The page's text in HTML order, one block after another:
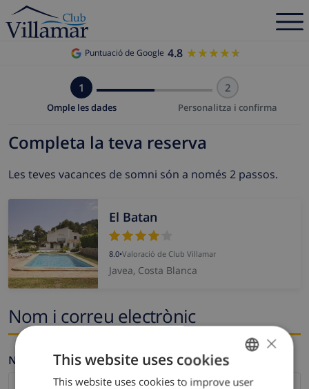
Puntuació de Google 4.8 ★★★★★
★★★★★
1
Omple les dades
2
Personalitza i confirma
Completa la teva reserva
Les teves vacances de somni són a només 2 passos.
El Batan
8.0•Valoració de Club Villamar
Javea, Costa Blanca
Nom i correu electrònic
Nom *
ENGLISH
×
This website uses cookies
This website uses cookies to improve user